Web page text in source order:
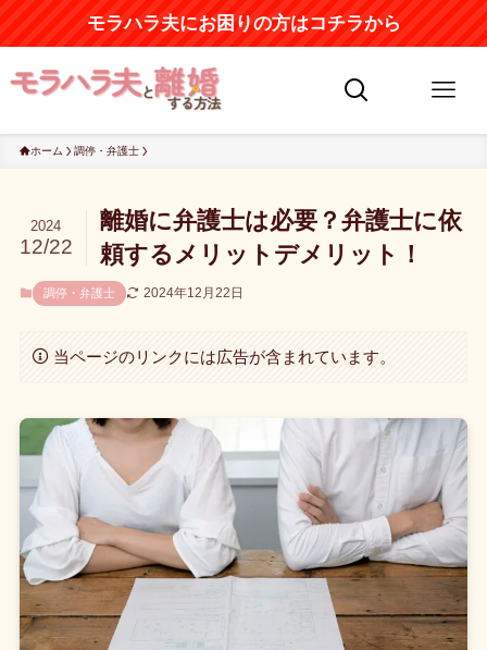
モラハラ夫にお困りの方はコチラから
ホーム 調停・弁護士
離婚に弁護士は必要？弁護士に依
頼するメリットデメリット！
2024
12/22
調停・弁護士 2024年12月22日
当ページのリンクには広告が含まれています。